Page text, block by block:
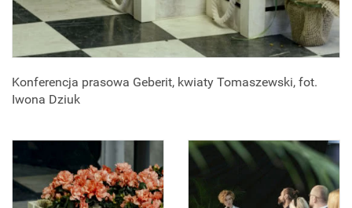
Konferencja prasowa Geberit, kwiaty Tomaszewski, fot.
Iwona Dziuk